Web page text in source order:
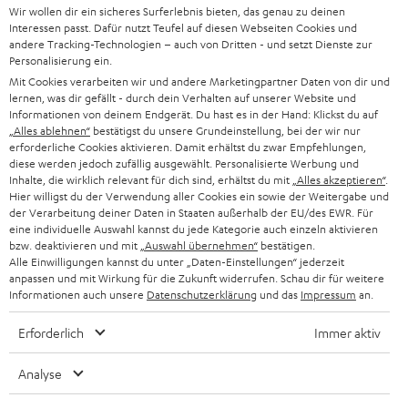
u
n
g
SOUNDBAR
HIFI-LAUTSPRECHER
SMART HOME
BLUETOOTH-LAUTSPRECHER
KOPFHÖRER
BLUETOOTH-KOPFHÖRER
STEREOANLAGEN
LAUTSPRECHER
ULTIMA-SERIE
IN-EAR-KOPFHÖRER
PRESSE & MARKETING
GESCHÄFTSKUNDEN
PARTNERPROGRAMM
BLOG
NEWSLETTER
STORES
DEINE VORTEILE BEI TEUFEL
UNSER MANAGEMENT
DEUTSCHLAND
ÖSTERREICH
SCHWEIZ
NIEDERLANDE
BELGIEN
FRANKREICH
POLEN
SPANIEN
Wir wollen dir ein sicheres Surferlebnis bieten, das genau zu deinen
Interessen passt. Dafür nutzt Teufel auf diesen Webseiten Cookies und
andere Tracking-Technologien – auch von Dritten - und setzt Dienste zur
Personalisierung ein.
Mit Cookies verarbeiten wir und andere Marketingpartner Daten von dir und
lernen, was dir gefällt - durch dein Verhalten auf unserer Website und
Informationen von deinem Endgerät. Du hast es in der Hand: Klickst du auf
„Alles ablehnen“ bestätigst du unsere Grundeinstellung, bei der wir nur
erforderliche Cookies aktivieren. Damit erhältst du zwar Empfehlungen,
diese werden jedoch zufällig ausgewählt. Personalisierte Werbung und
Inhalte, die wirklich relevant für dich sind, erhältst du mit „Alles akzeptieren“.
Hier willigst du der Verwendung aller Cookies ein sowie der Weitergabe und
der Verarbeitung deiner Daten in Staaten außerhalb der EU/des EWR. Für
eine individuelle Auswahl kannst du jede Kategorie auch einzeln aktivieren
bzw. deaktivieren und mit „Auswahl übernehmen“ bestätigen.
Alle Einwilligungen kannst du unter „Daten-Einstellungen“ jederzeit
anpassen und mit Wirkung für die Zukunft widerrufen. Schau dir für weitere
Informationen auch unsere Datenschutzerklärung und das Impressum an.
Erforderlich Immer aktiv
Analyse